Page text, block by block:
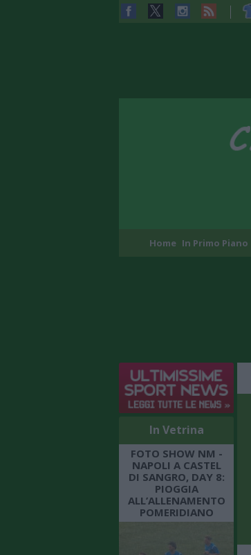
Home In Primo Piano
In Vetrina
FOTO SHOW NM -
NAPOLI A CASTEL
DI SANGRO, DAY 8:
PIOGGIA
ALL’ALLENAMENTO
POMERIDIANO